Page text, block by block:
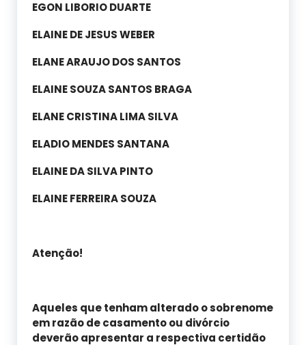
EGON LIBORIO DUARTE
ELAINE DE JESUS WEBER
ELANE ARAUJO DOS SANTOS
ELAINE SOUZA SANTOS BRAGA
ELANE CRISTINA LIMA SILVA
ELADIO MENDES SANTANA
ELAINE DA SILVA PINTO
ELAINE FERREIRA SOUZA
Atenção!
Aqueles que tenham alterado o sobrenome
em razão de casamento ou divórcio
deverão apresentar a respectiva certidão